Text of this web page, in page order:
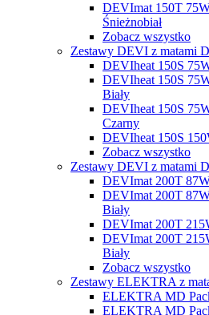
DEVImat 150T
Śnieżnobiał
Zobacz wszystko
Zestawy DEVI z matami
DEVIheat 150S
DEVIheat 150S
Biały
DEVIheat 150S
Czarny
DEVIheat 150S
Zobacz wszystko
Zestawy DEVI z matami
DEVImat 200T
DEVImat 200T
Biały
DEVImat 200T
DEVImat 200T
Biały
Zobacz wszystko
Zestawy ELEKTRA z
ELEKTRA MD
ELEKTRA MD